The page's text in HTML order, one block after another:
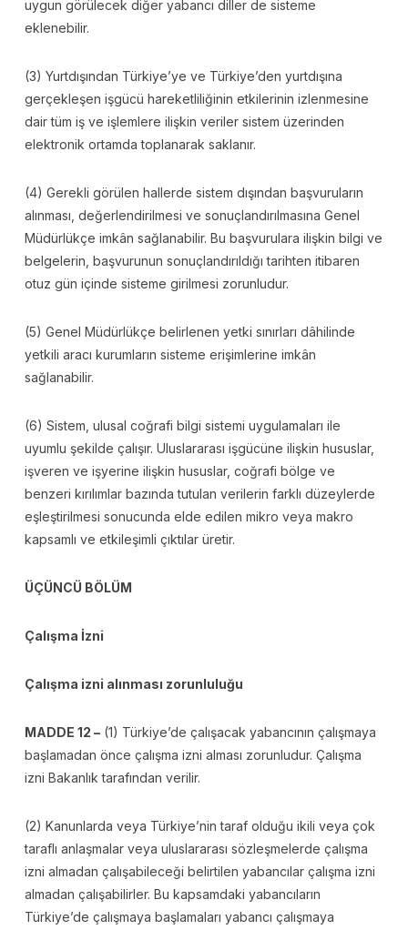
uygun görülecek diğer yabancı diller de sisteme
eklenebilir.
(3) Yurtdışından Türkiye’ye ve Türkiye’den yurtdışına
gerçekleşen işgücü hareketliliğinin etkilerinin izlenmesine
dair tüm iş ve işlemlere ilişkin veriler sistem üzerinden
elektronik ortamda toplanarak saklanır.
(4) Gerekli görülen hallerde sistem dışından başvuruların
alınması, değerlendirilmesi ve sonuçlandırılmasına Genel
Müdürlükçe imkân sağlanabilir. Bu başvurulara ilişkin bilgi ve
belgelerin, başvurunun sonuçlandırıldığı tarihten itibaren
otuz gün içinde sisteme girilmesi zorunludur.
(5) Genel Müdürlükçe belirlenen yetki sınırları dâhilinde
yetkili aracı kurumların sisteme erişimlerine imkân
sağlanabilir.
(6) Sistem, ulusal coğrafi bilgi sistemi uygulamaları ile
uyumlu şekilde çalışır. Uluslararası işgücüne ilişkin hususlar,
işveren ve işyerine ilişkin hususlar, coğrafi bölge ve
benzeri kırılımlar bazında tutulan verilerin farklı düzeylerde
eşleştirilmesi sonucunda elde edilen mikro veya makro
kapsamlı ve etkileşimli çıktılar üretir.
ÜÇÜNCÜ BÖLÜM
Çalışma İzni
Çalışma izni alınması zorunluluğu
MADDE 12 –(1) Türkiye’de çalışacak yabancının çalışmaya
başlamadan önce çalışma izni alması zorunludur. Çalışma
izni Bakanlık tarafından verilir.
(2) Kanunlarda veya Türkiye’nin taraf olduğu ikili veya çok
taraflı anlaşmalar veya uluslararası sözleşmelerde çalışma
izni almadan çalışabileceği belirtilen yabancılar çalışma izni
almadan çalışabilirler. Bu kapsamdaki yabancıların
Türkiye’de çalışmaya başlamaları yabancı çalışmaya